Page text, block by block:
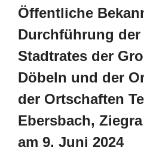
Öffentliche
Durchführung der
Stadtrates der
Döbeln und der
der Ortschaften
Ebersbach,
am 9. Juni 2024